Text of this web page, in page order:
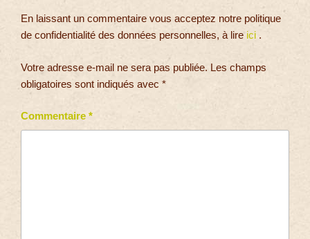
En laissant un commentaire vous acceptez notre politique
de confidentialité des données personnelles, à lire ici .
Votre adresse e-mail ne sera pas publiée. Les champs
obligatoires sont indiqués avec *
Commentaire *